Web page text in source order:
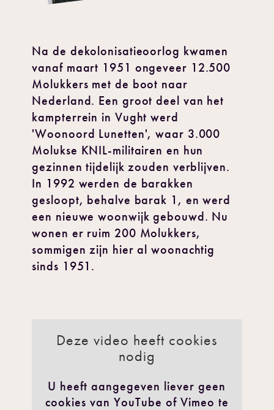
Na de dekolonisatieoorlog kwamen
vanaf maart 1951 ongeveer 12.500
Molukkers met de boot naar
Nederland. Een groot deel van het
kampterrein in Vught werd
'Woonoord Lunetten', waar 3.000
Molukse KNIL-militairen en hun
gezinnen tijdelijk zouden verblijven.
In 1992 werden de barakken
gesloopt, behalve barak 1, en werd
een nieuwe woonwijk gebouwd. Nu
wonen er ruim 200 Molukkers,
sommigen zijn hier al woonachtig
sinds 1951.
Deze video heeft cookies
nodig
U heeft aangegeven liever geen
cookies van YouTube of Vimeo te